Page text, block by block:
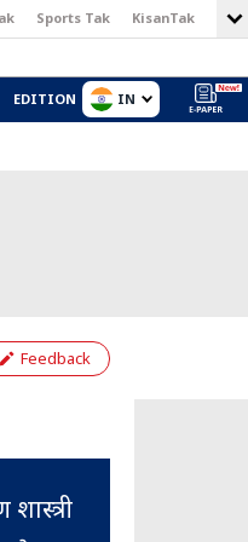
Sports Tak KisanTak
EDITION IN
Feedback